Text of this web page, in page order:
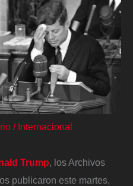
/ Internacional
Trump, los Archivos
publicaron este martes,